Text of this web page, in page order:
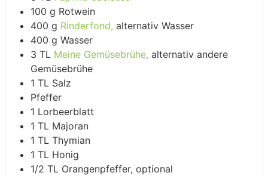
100 g Rotwein
400 g Rinderfond, alternativ Wasser
400 g Wasser
3 TL Meine Gemüsebrühe, alternativ andere
Gemüsebrühe
1 TL Salz
Pfeffer
1 Lorbeerblatt
1 TL Majoran
1 TL Thymian
1 TL Honig
1/2 TL Orangenpfeffer, optional